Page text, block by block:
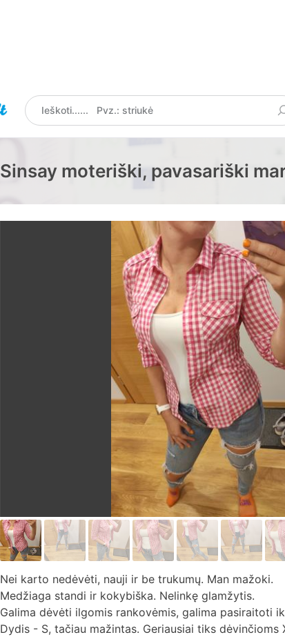
Sinsay moteriški, pavasariški
Nei karto nedėvėti, nauji ir be trukumų. Man mažoki.
Medžiaga standi ir kokybiška. Nelinkę glamžytis.
Galima dėvėti ilgomis rankovėmis, galima pasiraitoti
Dydis - S, tačiau mažintas. Geriausiai tiks dėvinčioms